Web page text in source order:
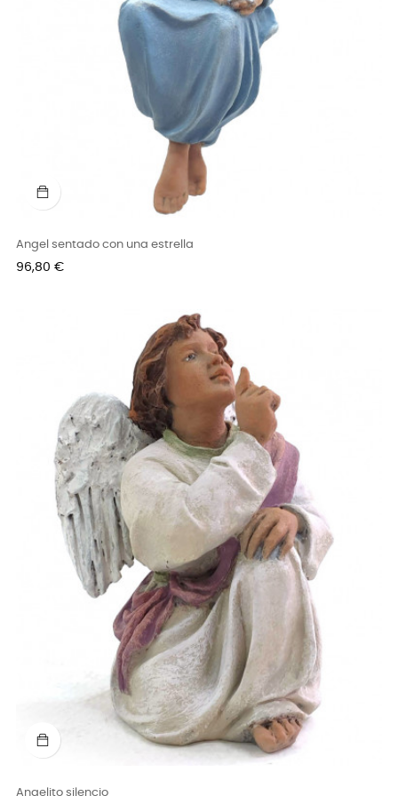
Angel sentado con una estrella
Precio
96,80 €
Angelito silencio